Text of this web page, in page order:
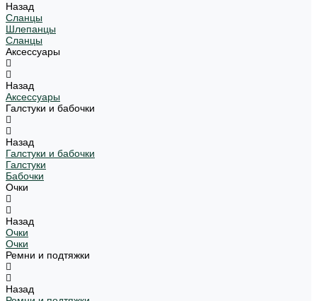
Назад
Сланцы
Шлепанцы
Сланцы
Аксессуары
Назад
Аксессуары
Галстуки и бабочки
Назад
Галстуки и бабочки
Галстуки
Бабочки
Очки
Назад
Очки
Очки
Ремни и подтяжки
Назад